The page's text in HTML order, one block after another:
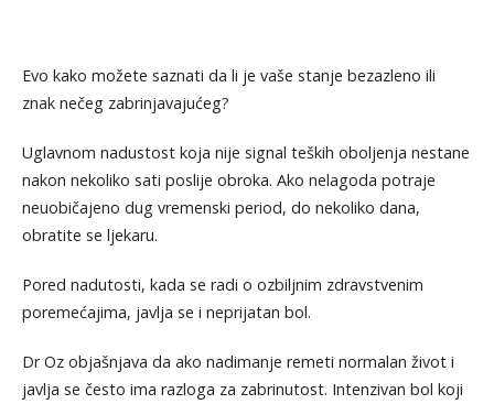
Evo kako možete saznati da li je vaše stanje bezazleno ili
znak nečeg zabrinjavajućeg?
Uglavnom nadustost koja nije signal teških oboljenja nestane
nakon nekoliko sati poslije obroka. Ako nelagoda potraje
neuobičajeno dug vremenski period, do nekoliko dana,
obratite se ljekaru.
Pored nadutosti, kada se radi o ozbiljnim zdravstvenim
poremećajima, javlja se i neprijatan bol.
Dr Oz objašnjava da ako nadimanje remeti normalan život i
javlja se često ima razloga za zabrinutost. Intenzivan bol koji